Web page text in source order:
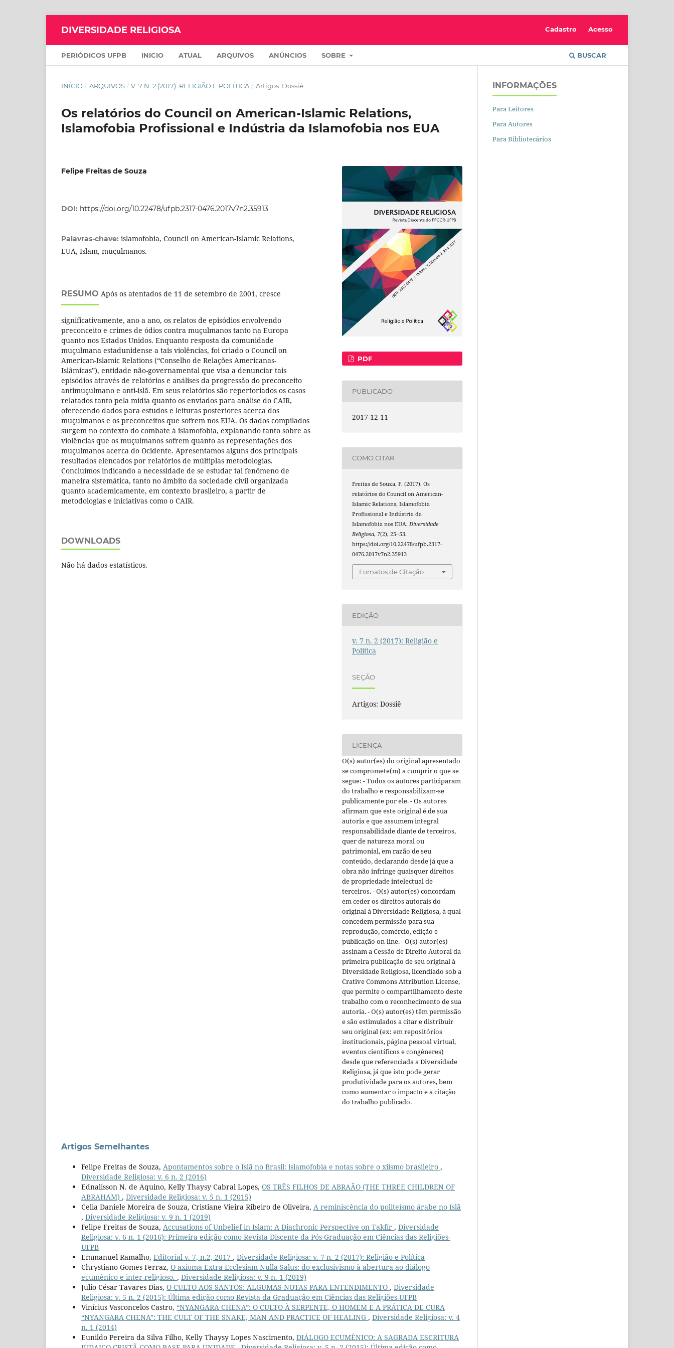
DIVERSIDADE RELIGIOSA
PERIÓDICOS UFPB INICIO ATUAL ARQUIVOS ANÚNCIOS SOBRE BUSCAR
Cadastro Acesso
INÍCIO / ARQUIVOS / V. 7 N. 2 (2017): RELIGIÃO E POLÍTICA / Artigos: Dossiê
Os relatórios do Council on American-Islamic Relations,
Islamofobia Profissional e Indústria da Islamofobia nos EUA
Felipe Freitas de Souza
DOI: https://doi.org/10.22478/ufpb.2317-0476.2017v7n2.35913
Palavras-chave: islamofobia, Council on American-Islamic Relations,
EUA, Islam, muçulmanos.
RESUMO Após os atentados de 11 de setembro de 2001, cresce
significativamente, ano a ano, os relatos de episódios envolvendo
preconceito e crimes de ódios contra muçulmanos tanto na Europa
quanto nos Estados Unidos. Enquanto resposta da comunidade
muçulmana estadunidense a tais violências, foi criado o Council on
American-Islamic Relations (“Conselho de Relações Americanas-
Islâmicas”), entidade não-governamental que visa a denunciar tais
episódios através de relatórios e análises da progressão do preconceito
antimuçulmano e anti-islã. Em seus relatórios são repertoriados os casos
relatados tanto pela mídia quanto os enviados para análise do CAIR,
oferecendo dados para estudos e leituras posteriores acerca dos
muçulmanos e os preconceitos que sofrem nos EUA. Os dados compilados
surgem no contexto do combate à islamofobia, explanando tanto sobre as
violências que os muçulmanos sofrem quanto as representações dos
muçulmanos acerca do Ocidente. Apresentamos alguns dos principais
resultados elencados por relatórios de múltiplas metodologias.
Concluímos indicando a necessidade de se estudar tal fenômeno de
maneira sistemática, tanto no âmbito da sociedade civil organizada
quanto academicamente, em contexto brasileiro, a partir de
metodologias e iniciativas como o CAIR.
DOWNLOADS
Não há dados estatísticos.
PDF
PUBLICADO
2017-12-11
COMO CITAR
Freitas de Souza, F. (2017). Os
relatórios do Council on American-
Islamic Relations, Islamofobia
Profissional e Indústria da
Islamofobia nos EUA.Diversidade
Religiosa, 7(2), 25–53.
https://doi.org/10.22478/ufpb.2317-
0476.2017v7n2.35913
Fomatos de Citação
EDIÇÃO
v. 7 n. 2 (2017): Religião e
Política
SEÇÃO
Artigos: Dossiê
LICENÇA
O(s) autor(es) do original apresentado
se compromete(m) a cumprir o que se
segue: - Todos os autores participaram
do trabalho e responsabilizam-se
publicamente por ele. - Os autores
afirmam que este original é de sua
autoria e que assumem integral
responsabilidade diante de terceiros,
quer de natureza moral ou
patrimonial, em razão de seu
conteúdo, declarando desde já que a
obra não infringe quaisquer direitos
de propriedade intelectual de
terceiros. - O(s) autor(es) concordam
em ceder os direitos autorais do
original à Diversidade Religiosa, à qual
concedem permissão para sua
reprodução, comércio, edição e
publicação on-line. - O(s) autor(es)
assinam a Cessão de Direito Autoral da
primeira publicação de seu original à
Diversidade Religiosa, licendiado sob a
Crative Commons Attribution License,
que permite o compartilhamento deste
trabalho com o reconhecimento de sua
autoria. - O(s) autor(es) têm permissão
e são estimulados a citar e distribuir
seu original (ex: em repositórios
institucionais, página pessoal virtual,
eventos científicos e congêneres)
desde que referenciada a Diversidade
Religiosa, já que isto pode gerar
produtividade para os autores, bem
como aumentar o impacto e a citação
do trabalho publicado.
Artigos Semelhantes
Felipe Freitas de Souza, Apontamentos sobre o Islã no Brasil: islamofobia e notas sobre o xiismo brasileiro ,
Diversidade Religiosa: v. 6 n. 2 (2016)
Ednalisson N. de Aquino, Kelly Thaysy Cabral Lopes, OS TRÊS FILHOS DE ABRAÃO (THE THREE CHILDREN OF
ABRAHAM) , Diversidade Religiosa: v. 5 n. 1 (2015)
Celia Daniele Moreira de Souza, Cristiane Vieira Ribeiro de Oliveira, A reminiscência do politeísmo árabe no Islã
, Diversidade Religiosa: v. 9 n. 1 (2019)
Felipe Freitas de Souza, Accusations of Unbelief in Islam: A Diachronic Perspective on Takfīr , Diversidade
Religiosa: v. 6 n. 1 (2016): Primeira edição como Revista Discente da Pós-Graduação em Ciências das Religiões-
UFPB
Emmanuel Ramalho, Editorial v. 7, n.2, 2017 , Diversidade Religiosa: v. 7 n. 2 (2017): Religião e Política
Chrystiano Gomes Ferraz, O axioma Extra Ecclesiam Nulla Salus: do exclusivismo à abertura ao diálogo
ecumênico e inter-religioso. , Diversidade Religiosa: v. 9 n. 1 (2019)
Julio César Tavares Dias, O CULTO AOS SANTOS: ALGUMAS NOTAS PARA ENTENDIMENTO , Diversidade
Religiosa: v. 5 n. 2 (2015): Última edição como Revista da Graduação em Ciências das Religiões-UFPB
Vinícius Vasconcelos Castro, “NYANGARA CHENA”: O CULTO À SERPENTE, O HOMEM E A PRÁTICA DE CURA
“NYANGARA CHENA”: THE CULT OF THE SNAKE, MAN AND PRACTICE OF HEALING , Diversidade Religiosa: v. 4
n. 1 (2014)
Eunildo Pereira da Silva Filho, Kelly Thaysy Lopes Nascimento, DIÁLOGO ECUMÊNICO: A SAGRADA ESCRITURA
INFORMAÇÕES
Para Leitores
Para Autores
Para Bibliotecários